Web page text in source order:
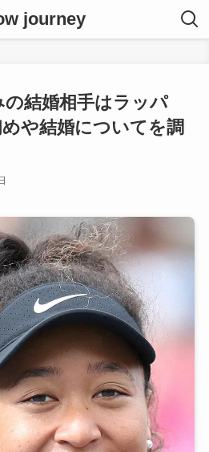
journey
の結婚相手はラッパ
や結婚についてを調